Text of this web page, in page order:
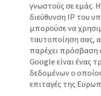
γνωστούς σε εμάς.
διεύθυνση IP του
μπορούσε να
ταυτοποίηση σας,
παρέχει πρόσβαση
Google είναι ένας
δεδομένων ο
επιταγές της